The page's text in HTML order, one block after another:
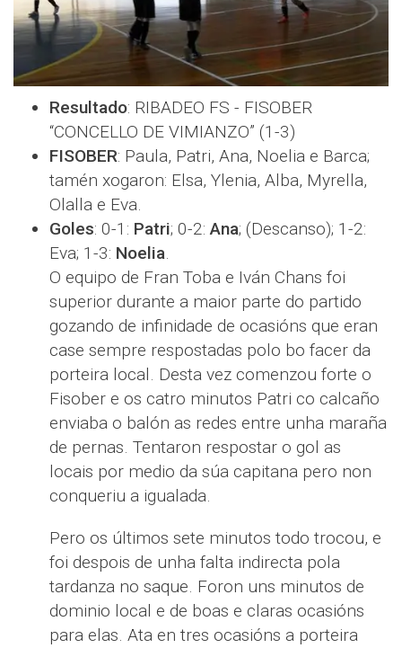
Resultado: RIBADEO FS - FISOBER
“CONCELLO DE VIMIANZO” (1-3)
FISOBER: Paula, Patri, Ana, Noelia e Barca;
tamén xogaron: Elsa, Ylenia, Alba, Myrella,
Olalla e Eva.
Goles: 0-1: Patri; 0-2:Ana; (Descanso); 1-2:
Eva; 1-3: Noelia.
O equipo de Fran Toba e Iván Chans foi
superior durante a maior parte do partido
gozando de infinidade de ocasións que eran
case sempre respostadas polo bo facer da
porteira local. Desta vez comenzou forte o
Fisober e os catro minutos Patri co calcaño
enviaba o balón as redes entre unha maraña
de pernas. Tentaron respostar o gol as
locais por medio da súa capitana pero non
conqueriu a igualada.
Pero os últimos sete minutos todo trocou, e
foi despois de unha falta indirecta pola
tardanza no saque. Foron uns minutos de
dominio local e de boas e claras ocasións
para elas. Ata en tres ocasións a porteira